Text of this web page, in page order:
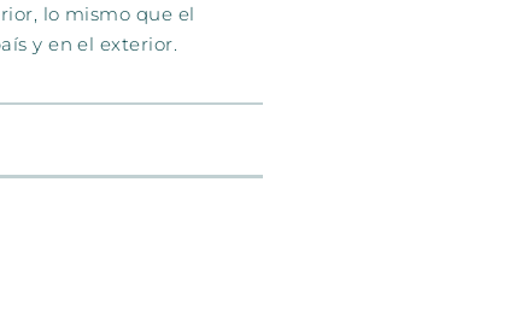
lo mismo que el
y en el exterior.